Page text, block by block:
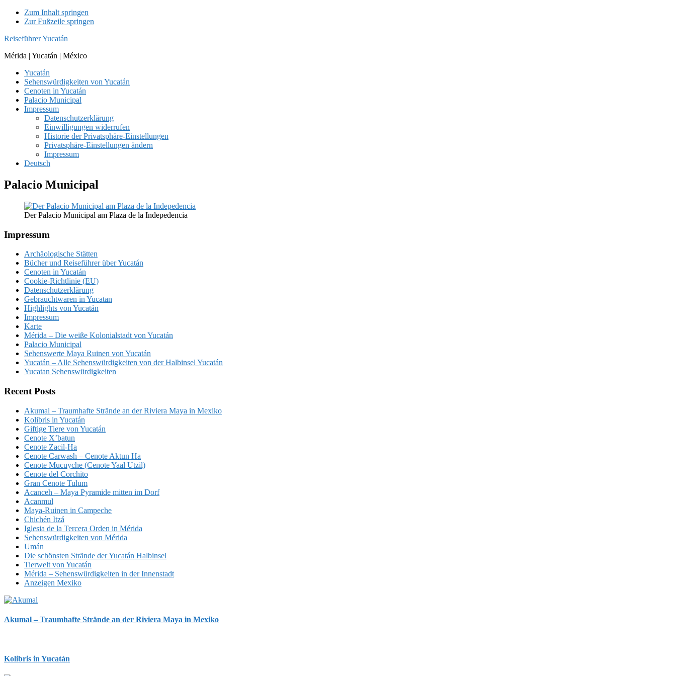
Zum Inhalt springen
Zur Fußzeile springen
Reiseführer Yucatán
Mérida | Yucatán | México
Yucatán
Sehenswürdigkeiten von Yucatán
Cenoten in Yucatán
Palacio Municipal
Impressum
Datenschutzerklärung
Einwilligungen widerrufen
Historie der Privatsphäre-Einstellungen
Privatsphäre-Einstellungen ändern
Impressum
Deutsch
Palacio Municipal
Der Palacio Municipal am Plaza de la Indepedencia
Footer
Impressum
Archäologische Stätten
Bücher und Reiseführer über Yucatán
Cenoten in Yucatán
Cookie-Richtlinie (EU)
Datenschutzerklärung
Gebrauchtwaren in Yucatan
Highlights von Yucatán
Impressum
Karte
Mérida – Die weiße Kolonialstadt von Yucatán
Palacio Municipal
Sehenswerte Maya Ruinen von Yucatán
Yucatán – Alle Sehenswürdigkeiten von der Halbinsel Yucatán
Yucatan Sehenswürdigkeiten
Recent Posts
Akumal – Traumhafte Strände an der Riviera Maya in Mexiko
Kolibris in Yucatán
Giftige Tiere von Yucatán
Cenote X’batun
Cenote Zacil-Ha
Cenote Carwash – Cenote Aktun Ha
Cenote Mucuyche (Cenote Yaal Utzil)
Cenote del Corchito
Gran Cenote Tulum
Acanceh – Maya Pyramide mitten im Dorf
Acanmul
Maya-Ruinen in Campeche
Chichén Itzá
Iglesia de la Tercera Orden in Mérida
Sehenswürdigkeiten von Mérida
Umán
Die schönsten Strände der Yucatán Halbinsel
Tierwelt von Yucatán
Mérida – Sehenswürdigkeiten in der Innenstadt
Anzeigen Mexiko
Akumal – Traumhafte Strände an der Riviera Maya in Mexiko
Kolibris in Yucatán